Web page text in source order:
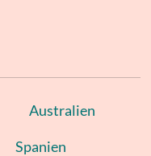
Australien
Spanien